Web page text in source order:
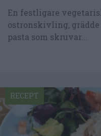
En festligare
ostronskivling, grädde
pasta som skruvar...
RECEPT